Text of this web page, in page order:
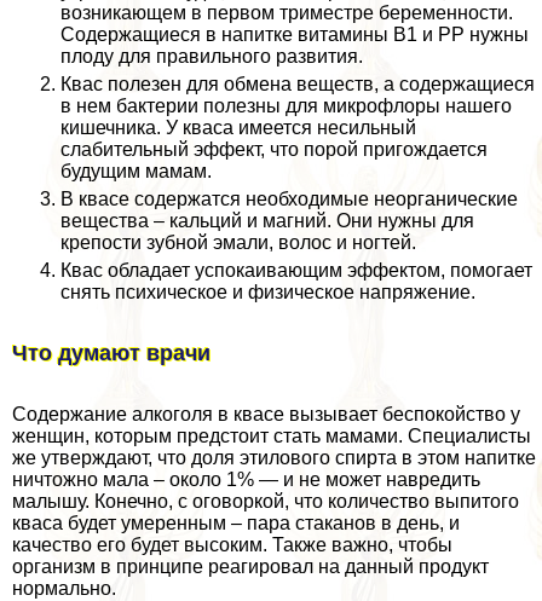
возникающем в первом триместре беременности.
Содержащиеся в напитке витамины В1 и РР нужны
плоду для правильного развития.
Квас полезен для обмена веществ, а содержащиеся
в нем бактерии полезны для микрофлоры нашего
кишечника. У кваса имеется несильный
слабительный эффект, что порой пригождается
будущим мамам.
В квасе содержатся необходимые неорганические
вещества – кальций и магний. Они нужны для
крепости зубной эмали, волос и ногтей.
Квас обладает успокаивающим эффектом, помогает
снять психическое и физическое напряжение.
Что думают врачи
Содержание алкоголя в квасе вызывает беспокойство у
женщин, которым предстоит стать мамами. Специалисты
же утверждают, что доля этилового спирта в этом напитке
ничтожно мала – около 1% — и не может навредить
малышу. Конечно, с оговоркой, что количество выпитого
кваса будет умеренным – пара стаканов в день, и
качество его будет высоким. Также важно, чтобы
организм в принципе реагировал на данный продукт
нормально.